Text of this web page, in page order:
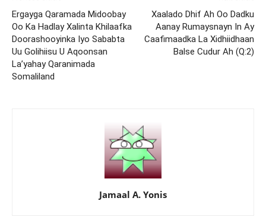
Ergayga Qaramada Midoobay
Oo Ka Hadlay Xalinta Khilaafka
Doorashooyinka Iyo Sababta
Uu Golihiisu U Aqoonsan
La’yahay Qaranimada
Somaliland
Xaalado Dhif Ah Oo Dadku
Aanay Rumaysnayn In Ay
Caafimaadka La Xidhiidhaan
Balse Cudur Ah (Q:2)
Jamaal A. Yonis